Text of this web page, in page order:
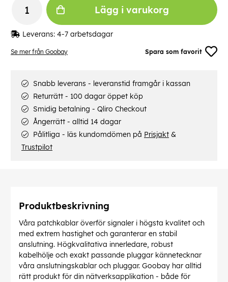
Se mer från Goobay Spara som favorit
Lägg i varukorg
Leverans: 4-7 arbetsdagar
Snabb leverans - leveranstid framgår i kassan
Returrätt - 100 dagar öppet köp
Smidig betalning - Qliro Checkout
Ångerrätt - alltid 14 dagar
Pålitliga - läs kundomdömen på Prisjakt &
Trustpilot
Produktbeskrivning
Våra patchkablar överför signaler i högsta kvalitet och
med extrem hastighet och garanterar en stabil
anslutning. Högkvalitativa innerledare, robust
kabelhölje och exakt passande pluggar kännetecknar
våra anslutningskablar och pluggar. Goobay har alltid
rätt produkt för din nätverksapplikation - både för